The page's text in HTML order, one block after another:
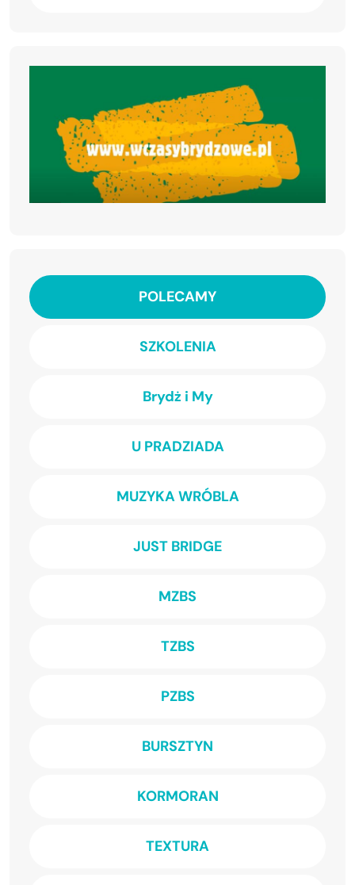
POLECAMY
SZKOLENIA
Brydż i My
U PRADZIADA
MUZYKA WRÓBLA
JUST BRIDGE
MZBS
TZBS
PZBS
BURSZTYN
KORMORAN
TEXTURA